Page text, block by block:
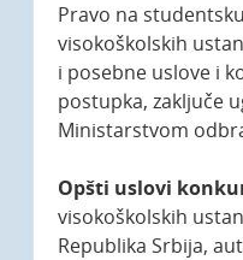
Pravo na
visokoškolskih
i posebne uslove i
postupka, zaključe
Ministarstvom
Opšti uslovi
visokoškolskih
Republika Srbija,